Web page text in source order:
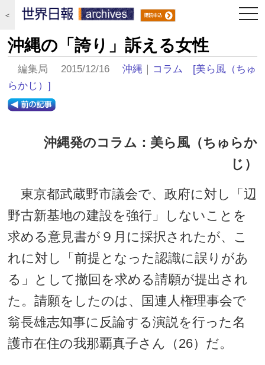
＜
沖縄の「誇り」訴える女性
編集局 2015/12/16沖縄 ｜ コラム
[美ら風（ちゅ
らかじ）]
沖縄発のコラム：美ら風（ちゅらか
じ）
東京都武蔵野市議会で、政府に対し「辺
野古新基地の建設を強行」しないことを
求める意見書が９月に採択されたが、こ
れに対し「前提となった認識に誤りがあ
る」として撤回を求める請願が提出され
た。請願をしたのは、国連人権理事会で
翁長雄志知事に反論する演説を行った名
護市在住の我那覇真子さん（26）だ。